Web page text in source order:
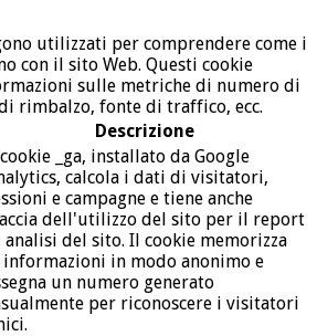
utilizzati per comprendere come i
con il sito Web. Questi cookie
sulle metriche di numero di
rimbalzo, fonte di traffico, ecc.
Descrizione
_ga, installato da Google
calcola i dati di visitatori,
e campagne e tiene anche
dell'utilizzo del sito per il report
analisi del sito. Il cookie memorizza
informazioni in modo anonimo e
un numero generato
per riconoscere i visitatori